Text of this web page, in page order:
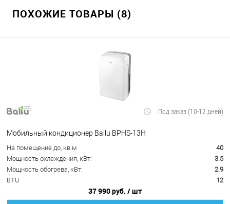
ПОХОЖИЕ ТОВАРЫ (8)
Под заказ (10-12 дней)
Мобильный кондиционер Ballu BPHS-13H
На помещение до, кв.м
40
Мощность охлаждения, кВт:
3.5
Мощность обогрева, кВт:
2.9
BTU
12
37 990 руб. / шт